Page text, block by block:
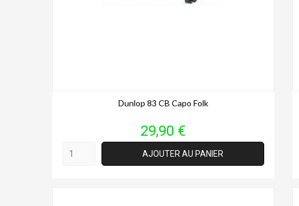
Dunlop 83 CB Capo Folk
Prix
29,90 €
AJOUTER AU PANIER